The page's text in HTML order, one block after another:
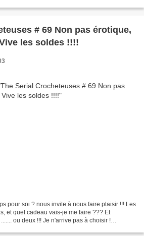
# 69 Non pas érotique,
les soldes !!!!
pour soi ? nous invite à nous faire plaisir !!! Les
et quel cadeau vais-je me faire ??? Et
ou deux !!! Je n'arrive pas à choisir !